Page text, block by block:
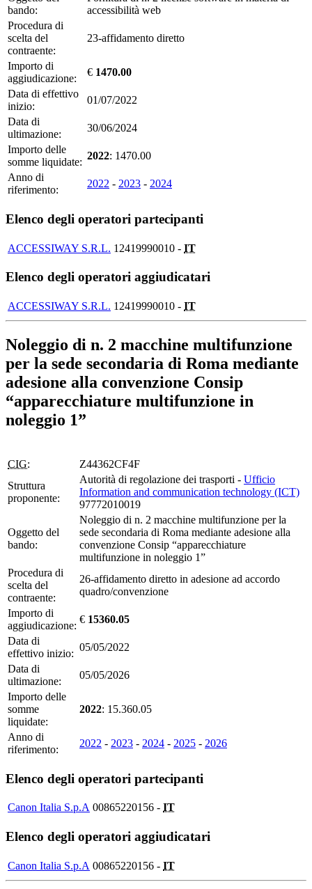
bando:
accessibilità web
Procedura di
scelta del
contraente:
23-affidamento diretto
Importo di
aggiudicazione:
€ 1470.00
Data di effettivo
inizio:
01/07/2022
Data di
ultimazione:
30/06/2024
Importo delle
somme liquidate:
2022: 1470.00
Anno di
riferimento:
2022 - 2023 - 2024
Elenco degli operatori partecipanti
ACCESSIWAY S.R.L. 12419990010 - IT
Elenco degli operatori aggiudicatari
ACCESSIWAY S.R.L. 12419990010 - IT
Noleggio di n. 2 macchine multifunzione
per la sede secondaria di Roma mediante
adesione alla convenzione Consip
“apparecchiature multifunzione in
noleggio 1”
CIG:
Z44362CF4F
Struttura
proponente:
Autorità di regolazione dei trasporti - Ufficio
Information and communication technology (ICT)
97772010019
Oggetto del
bando:
Noleggio di n. 2 macchine multifunzione per la
sede secondaria di Roma mediante adesione alla
convenzione Consip “apparecchiature
multifunzione in noleggio 1”
Procedura di
scelta del
contraente:
26-affidamento diretto in adesione ad accordo
quadro/convenzione
Importo di
aggiudicazione:
€ 15360.05
Data di
effettivo inizio:
05/05/2022
Data di
ultimazione:
05/05/2026
Importo delle
somme
liquidate:
2022: 15.360.05
Anno di
riferimento:
2022 - 2023 - 2024 - 2025 - 2026
Elenco degli operatori partecipanti
Canon Italia S.p.A 00865220156 - IT
Elenco degli operatori aggiudicatari
Canon Italia S.p.A 00865220156 - IT